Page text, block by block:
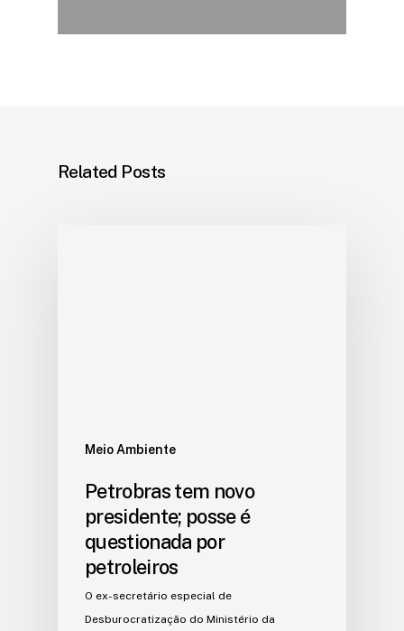
Related Posts
Meio Ambiente
Petrobras tem novo
presidente; posse é
questionada por
petroleiros
O ex-secretário especial de
Desburocratização do Ministério da